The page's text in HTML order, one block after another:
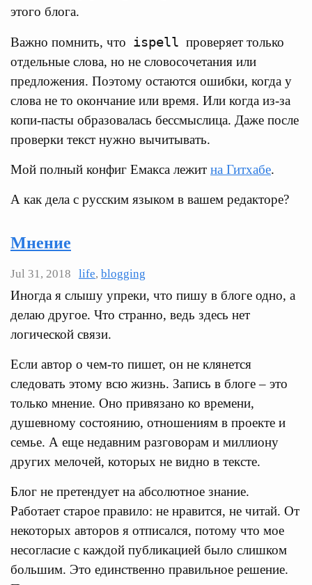
этого блога.
Важно помнить, что ispell проверяет только
отдельные слова, но не словосочетания или
предложения. Поэтому остаются ошибки, когда у
слова не то окончание или время. Или когда из-за
копи-пасты образовалась бессмыслица. Даже после
проверки текст нужно вычитывать.
Мой полный конфиг Емакса лежит на Гитхабе.
А как дела с русским языком в вашем редакторе?
Мнение
Jul 31, 2018 life, blogging
Иногда я слышу упреки, что пишу в блоге одно, а
делаю другое. Что странно, ведь здесь нет
логической связи.
Если автор о чем-то пишет, он не клянется
следовать этому всю жизнь. Запись в блоге – это
только мнение. Оно привязано ко времени,
душевному состоянию, отношениям в проекте и
семье. А еще недавним разговорам и миллиону
других мелочей, которых не видно в тексте.
Блог не претендует на абсолютное знание.
Работает старое правило: не нравится, не читай. От
некоторых авторов я отписался, потому что мое
несогласие с каждой публикацией было слишком
большим. Это единственно правильное решение.